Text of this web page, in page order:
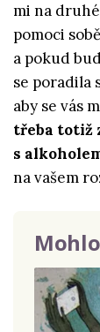
mi na
pomoci
a pokud
se poradila
aby se vás
třeba totiž
s
na vašem